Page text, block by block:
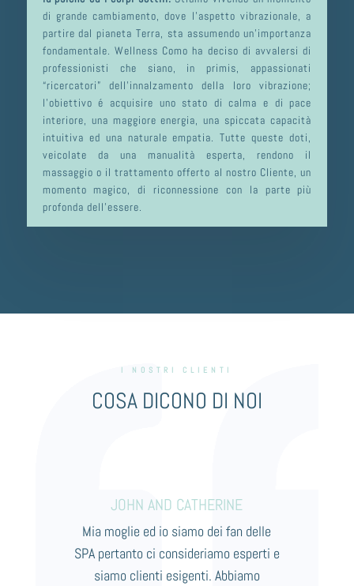
di grande cambiamento, dove l’aspetto vibrazionale, a
partire dal pianeta Terra, sta assumendo un’importanza
fondamentale. Wellness Como ha deciso di avvalersi di
professionisti che siano, in primis, appassionati
“ricercatori” dell’innalzamento della loro vibrazione;
l’obiettivo é acquisire uno stato di calma e di pace
interiore, una maggiore energia, una spiccata capacità
intuitiva ed una naturale empatia. Tutte queste doti,
veicolate da una manualità esperta, rendono il
massaggio o il trattamento offerto al nostro Cliente, un
momento magico, di riconnessione con la parte più
profonda dell’essere.
I NOSTRI CLIENTI
COSA DICONO DI NOI
JOHN AND CATHERINE
Mia moglie ed io siamo dei fan delle
SPA pertanto ci consideriamo esperti e
siamo clienti esigenti. Abbiamo